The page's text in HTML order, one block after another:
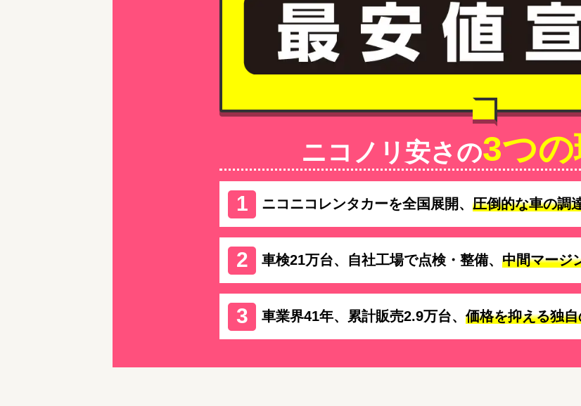
ニコノリ安さの3つ
ニコニコレンタカーを全国展開、 圧倒的な車の調
車検21万台、自社工場で点検・整備、 中間マージ
車業界41年、累計販売2.9万台、 価格を抑える独